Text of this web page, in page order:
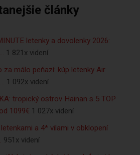
články
letenky a dovolenky 2026:
1 821x videní
za málo peňazí: kúp letenky Air
1 092x videní
tropický ostrov Hainan s 5 TOP
1099€ 1 027x videní
a 4* vilami v obklopení
951x videní